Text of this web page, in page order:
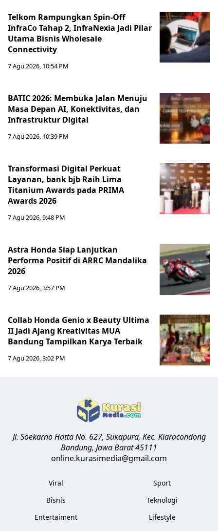
Telkom Rampungkan Spin-Off
InfraCo Tahap 2, InfraNexia Jadi Pilar
Utama Bisnis Wholesale
Connectivity
7 Agu 2026, 10:54 PM
BATIC 2026: Membuka Jalan Menuju
Masa Depan AI, Konektivitas, dan
Infrastruktur Digital
7 Agu 2026, 10:39 PM
Transformasi Digital Perkuat
Layanan, bank bjb Raih Lima
Titanium Awards pada PRIMA
Awards 2026
7 Agu 2026, 9:48 PM
Astra Honda Siap Lanjutkan
Performa Positif di ARRC Mandalika
2026
7 Agu 2026, 3:57 PM
Collab Honda Genio x Beauty Ultima
II Jadi Ajang Kreativitas MUA
Bandung Tampilkan Karya Terbaik
7 Agu 2026, 3:02 PM
Jl. Soekarno Hatta No. 627, Sukapura, Kec. Kiaracondong
Bandung, Jawa Barat45111
online.kurasimedia@gmail.com
Viral
Bisnis
Entertaiment
Sport
Teknologi
Lifestyle